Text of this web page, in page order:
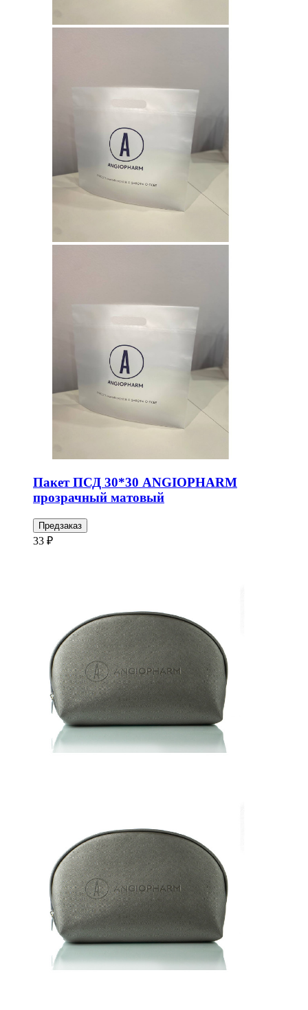
Пакет ПСД 30*30 ANGIOPHARM
прозрачный матовый
Предзаказ
33 ₽